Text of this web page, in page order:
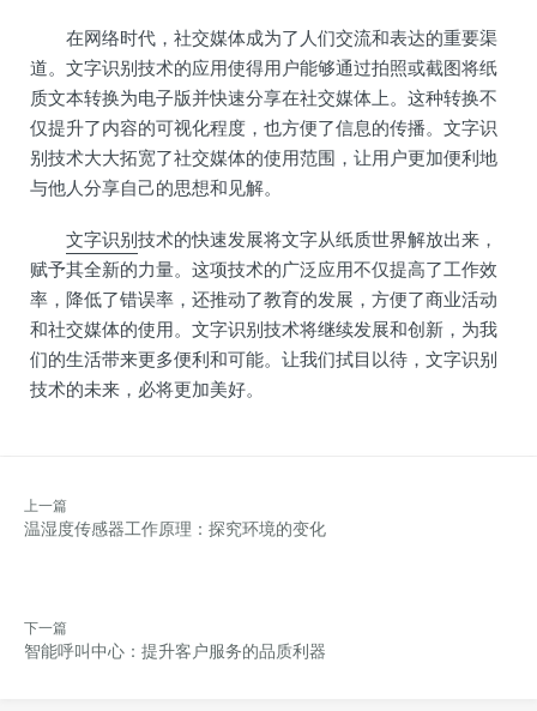
在网络时代，社交媒体成为了人们交流和表达的重要渠
道。文字识别技术的应用使得用户能够通过拍照或截图将纸
质文本转换为电子版并快速分享在社交媒体上。这种转换不
仅提升了内容的可视化程度，也方便了信息的传播。文字识
别技术大大拓宽了社交媒体的使用范围，让用户更加便利地
与他人分享自己的思想和见解。
文字识别技术的快速发展将文字从纸质世界解放出来，
赋予其全新的力量。这项技术的广泛应用不仅提高了工作效
率，降低了错误率，还推动了教育的发展，方便了商业活动
和社交媒体的使用。文字识别技术将继续发展和创新，为我
们的生活带来更多便利和可能。让我们拭目以待，文字识别
技术的未来，必将更加美好。
上一篇
温湿度传感器工作原理：探究环境的变化
下一篇
智能呼叫中心：提升客户服务的品质利器